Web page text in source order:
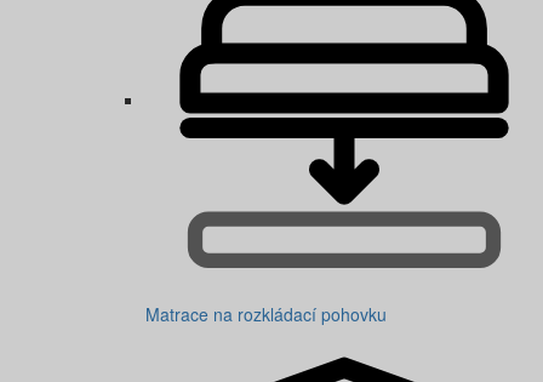
Matrace na rozkládací pohovku